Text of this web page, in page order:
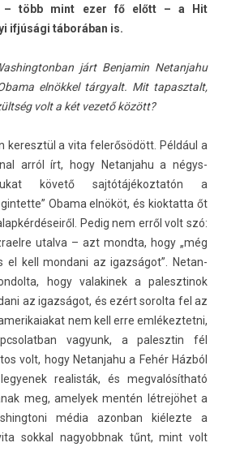
– több mint ezer fő előtt – a Hit
ifjúsági táborában is.
járt Be­njamin Netan­jahu
elnökkel tár­gyalt. Mit tapasztalt,
volt a két vezető között?
keresztül a vita felerősödött. Például a
arról írt, hogy Netan­jahu a négys­
követő saj­tótájékoz­tatón a
Obama elnököt, és kiok­tatta őt
Pedig nem erről volt szó:
utal­va – azt mondta, hogy „még
el kell mon­dani az igazságot”. Netan­
hogy valakinek a palesztinok
az igazságot, és ezért sorol­ta fel az
nem kell erre em­lékez­tetni,
vagyunk, a palesztin fél
volt, hogy Netan­jahu a Fehér Házból
rea­lis­ták, és meg­valósít­ható
meg, amelyek mentén létrejöhet a
média azon­ban kiélezte a
sokk­al nagyobbnak tűnt, mint volt